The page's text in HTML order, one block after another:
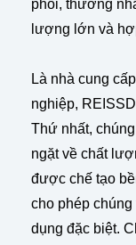
phối, thương
lượng lớn và
Là nhà cung
nghiệp,
Thứ nhất,
ngặt về chất
được chế tạo
cho phép
dụng đặc biệt.